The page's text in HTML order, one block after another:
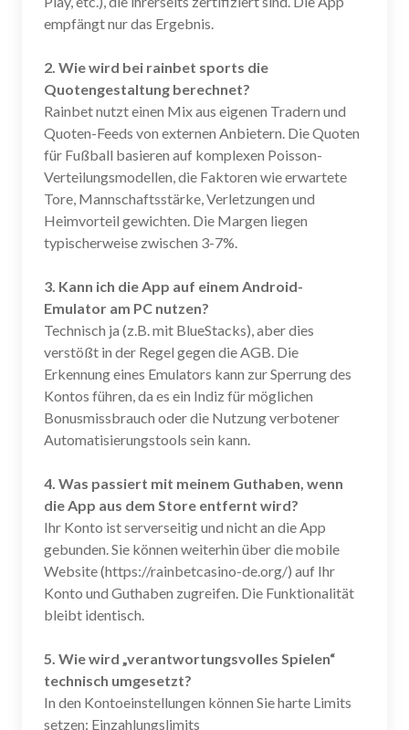
empfängt nur das Ergebnis.
2. Wie wird bei rainbet sports die
Quotengestaltung berechnet?
Rainbet nutzt einen Mix aus eigenen Tradern und
Quoten-Feeds von externen Anbietern. Die Quoten
für Fußball basieren auf komplexen Poisson-
Verteilungsmodellen, die Faktoren wie erwartete
Tore, Mannschaftsstärke, Verletzungen und
Heimvorteil gewichten. Die Margen liegen
typischerweise zwischen 3-7%.
3. Kann ich die App auf einem Android-
Emulator am PC nutzen?
Technisch ja (z.B. mit BlueStacks), aber dies
verstößt in der Regel gegen die AGB. Die
Erkennung eines Emulators kann zur Sperrung des
Kontos führen, da es ein Indiz für möglichen
Bonusmissbrauch oder die Nutzung verbotener
Automatisierungstools sein kann.
4. Was passiert mit meinem Guthaben, wenn
die App aus dem Store entfernt wird?
Ihr Konto ist serverseitig und nicht an die App
gebunden. Sie können weiterhin über die mobile
Website (https://rainbetcasino-de.org/) auf Ihr
Konto und Guthaben zugreifen. Die Funktionalität
bleibt identisch.
5. Wie wird „verantwortungsvolles Spielen“
technisch umgesetzt?
In den Kontoeinstellungen können Sie harte Limits
setzen: Einzahlungslimits